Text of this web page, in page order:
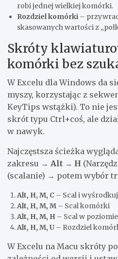
robi jednej wielkiej komórki.
Rozdziel komórki –
skasowanych wartości z
Skróty
komórki bez
W Excelu dla Windows da
myszy, korzystając z
KeyTips wstążki). To nie
skrót typu Ctrl+coś, ale
w nawyk.
Najczęstsza ścieżka
zakresu → Alt → H
(scalanie) → potem wybór
Alt, H, M, C – Scal i wyśrodkuj
Alt, H, M, M– Scal komórki
Alt, H, M, H – Scal w poziomie
Alt, H, M, U – Rozdziel
W Excelu na Macu skróty